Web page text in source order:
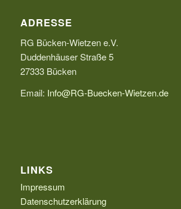
ADRESSE
RG Bücken-Wietzen e.V.
Duddenhäuser Straße 5
27333 Bücken
Email: Info@RG-Buecken-Wietzen.de
LINKS
Impressum
Datenschutzerklärung